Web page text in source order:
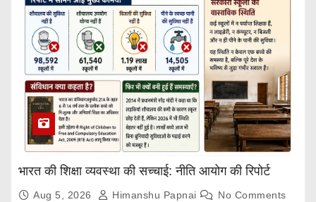
भारत की शिक्षा व्यवस्था की सच्चाई: नीति आयोग की रिपोर्ट
Aug 5, 2026 Himanshu Papnai No Comments